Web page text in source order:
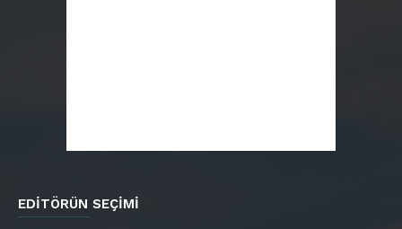
EDITÖRÜN SEÇIMI